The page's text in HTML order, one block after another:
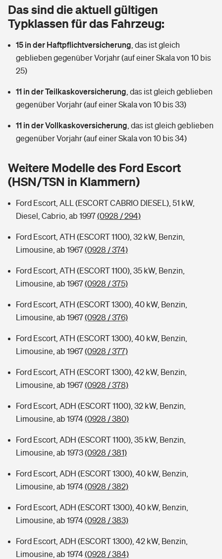
Tools
Wer versichert was: Jetzt Versicherer finden
Sie haben Fragen?
Glasversicherung
Mietkautionsversicherung
Restkreditversicherung
Hochwasser-Check: Wie gefährdet ist Ihr Haus?
Wer versichert was: Jetzt Versicherer finden
Sie haben Fragen?
Kinderunfall­ver­si­che­rung
Kinderinvalidität
Hundehalter-Haftpflicht
Private Cyberversicherung
Musikinstrumentenversicherung
Zur Übersicht
Tools
Kinderunfall-Check: Mehr Sicherheit für deine Kids
Sie haben Fragen?
Dread-Disease-Versicherung
Tierkrankenversicherung
Zur Übersicht
Tools
Wer versichert was: Jetzt Versicherer finden
Sie haben Fragen?
Rentenrechner: Wie viel Geld bekomme ich im Alter?
Das sind die aktuell gültigen
Typklassen für das Fahrzeug:
15 in der Haftpflichtversicherung das ist gleich
geblieben gegenüber Vorjahr (auf einer Skala von 10 bis
25)
11 in der Teilkaskoversicherung das ist gleich geblieben
gegenüber Vorjahr (auf einer Skala von 10 bis 33)
11 in der Vollkaskoversicherung das ist gleich geblieben
gegenüber Vorjahr (auf einer Skala von 10 bis 34)
Weitere Modelle des Ford Escort
(HSN/TSN in Klammern)
Ford Escort, ALL (ESCORT CABRIO DIESEL), 51 kW,
Diesel, Cabrio, ab 1997(0928 / 294)
Ford Escort, ATH (ESCORT 1100), 32 kW, Benzin,
Limousine, ab 1967(0928 / 374)
Ford Escort, ATH (ESCORT 1100), 35 kW, Benzin,
Limousine, ab 1967(0928 / 375)
Ford Escort, ATH (ESCORT 1300), 40 kW, Benzin,
Limousine, ab 1967(0928 / 376)
Ford Escort, ATH (ESCORT 1300), 40 kW, Benzin,
Limousine, ab 1967(0928 / 377)
Ford Escort, ATH (ESCORT 1300), 42 kW, Benzin,
Limousine, ab 1967(0928 / 378)
Ford Escort, ADH (ESCORT 1100), 32 kW, Benzin,
Limousine, ab 1974(0928 / 380)
Ford Escort, ADH (ESCORT 1100), 35 kW, Benzin,
Limousine, ab 1973(0928 / 381)
Ford Escort, ADH (ESCORT 1300), 40 kW, Benzin,
Limousine, ab 1974(0928 / 382)
Ford Escort, ADH (ESCORT 1300), 40 kW, Benzin,
Limousine, ab 1974(0928 / 383)
Ford Escort, ADH (ESCORT 1300), 42 kW, Benzin,
Limousine, ab 1974(0928 / 384)